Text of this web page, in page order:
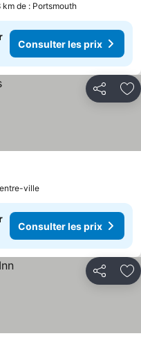
km de : Portsmouth
Consulter les prix
Partager
ville
Consulter les prix
Partager